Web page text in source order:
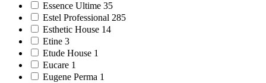
Essence Ultime 35
Estel Professional 285
Esthetic House 14
Etine 3
Etude House 1
Eucare 1
Eugene Perma 1